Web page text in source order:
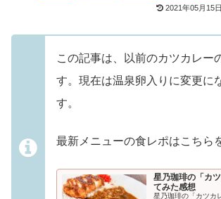
2021年05月15日
この記事は、以前のカツカレー
す。現在は温泉卵入りに変更に
す。
最新メニューの食レポはこちら
星乃珈琲の「カ
てみた感想
星乃珈琲の「カツカ